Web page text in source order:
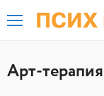
ПСИХ
Арт-